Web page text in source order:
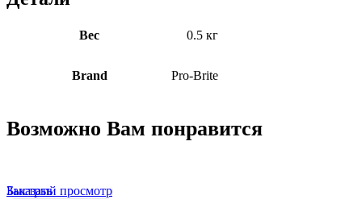
Вес 0.5 кг
Brand Pro-Brite
Возможно Вам понравится
Быстрый просмотр
Заказать